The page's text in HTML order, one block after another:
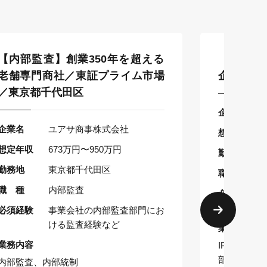
内部監査】創業350年を超える
舗専門商社／東証プライム市場
東京都千代田区
業名
ユアサ商事株式会社
定年収
673万円〜950万円
務地
東京都千代田区
種
内部監査
須経験
事業会社の内部監査部門にお
ける監査経験など
務内容
部監査、内部統制
企業／東
企業名
想定年収
勤務地
職 種
必須経験
業務内容
IPO準備に
部統制報告